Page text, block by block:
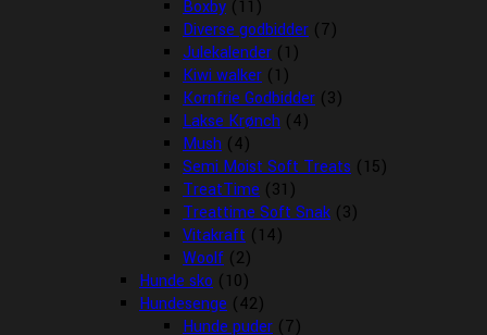
Boxby (11)
Diverse godbidder (7)
Julekalender (1)
Kiwi walker (1)
Kornfrie Godbidder (3)
Lakse Krønch (4)
Mush (4)
Semi Moist Soft Treats (15)
TreatTime (31)
Treattime Soft Snak (3)
Vitakraft (14)
Woolf (2)
Hunde sko (10)
Hundesenge (42)
Hunde puder (7)